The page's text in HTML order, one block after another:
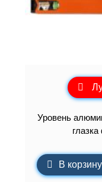
Уровень
В корзину